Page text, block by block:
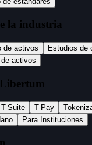
la industria
de activos
Estudios de
activos
Suite T-Pay
Para Instituciones